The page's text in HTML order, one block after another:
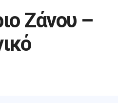
Ζάνου –